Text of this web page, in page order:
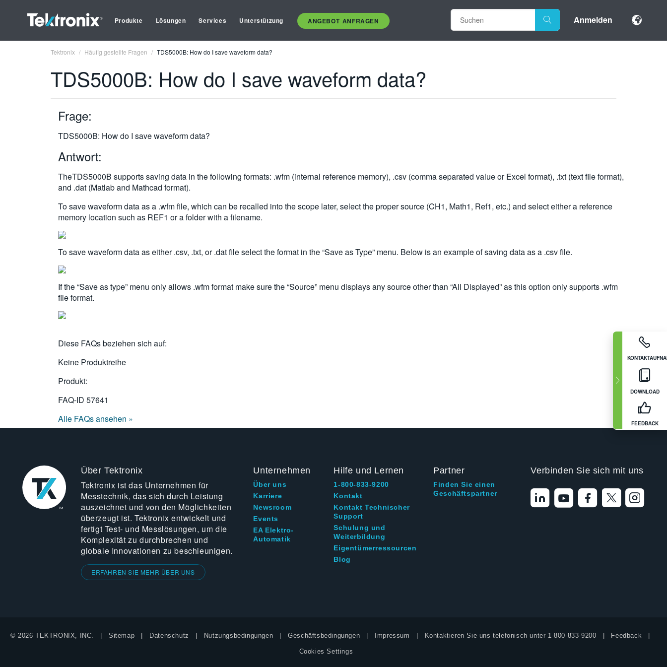
Produkte Lösungen Services Unterstützung ANGEBOT ANFRAGEN Anmelden
DOWNLOAD
FEEDBACK
Tektronix Häufig gestellte Fragen TDS5000B: How do I save waveform data?
TDS5000B: How do I save waveform data?
Frage:
TDS5000B: How do I save waveform data?
Antwort:
TheTDS5000B supports saving data in the following formats: .wfm (internal reference memory), .csv (comma separated value or Excel format), .txt (text file format),
and .dat (Matlab and Mathcad format).
To save waveform data as a .wfm file, which can be recalled into the scope later, select the proper source (CH1, Math1, Ref1, etc.) and select either a reference
memory location such as REF1 or a folder with a filename.
To save waveform data as either .csv, .txt, or .dat file select the format in the “Save as Type” menu. Below is an example of saving data as a .csv file.
If the “Save as type” menu only allows .wfm format make sure the “Source” menu displays any source other than “All Displayed” as this option only supports .wfm
file format.
Diese FAQs beziehen sich auf:
Keine Produktreihe
Produkt:
FAQ-ID 57641
Alle FAQs ansehen »
Über Tektronix
Tektronix ist das Unternehmen für
Messtechnik, das sich durch Leistung
auszeichnet und von den Möglichkeiten
überzeugt ist. Tektronix entwickelt und
fertigt Test- und Messlösungen, um die
Komplexität zu durchbrechen und
globale Innovationen zu beschleunigen.
ERFAHREN SIE MEHR ÜBER UNS
Unternehmen
Über uns
Karriere
Newsroom
Events
EA Elektro-
Automatik
Hilfe und Lernen
1-800-833-9200
Kontakt
Kontakt Technischer
Support
Schulung und
Weiterbildung
Eigentümerressourcen
Blog
Partner
Finden Sie einen
Geschäftspartner
Verbinden Sie sich mit uns
© 2026 TEKTRONIX, INC. Sitemap Datenschutz Nutzungsbedingungen Geschäftsbedingungen Impressum Kontaktieren Sie uns telefonisch unter 1-800-833-9200 Feedback
Cookies Settings